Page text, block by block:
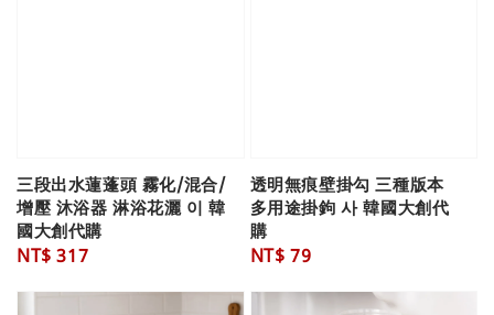
三段出水蓮蓬頭 霧化/混合/
增壓 沐浴器 淋浴花灑 이 韓
國大創代購
Regular
NT$ 317
透明無痕壁掛勾 三種版本
多用途掛鉤 사 韓國大創代
購
Regular
NT$ 79